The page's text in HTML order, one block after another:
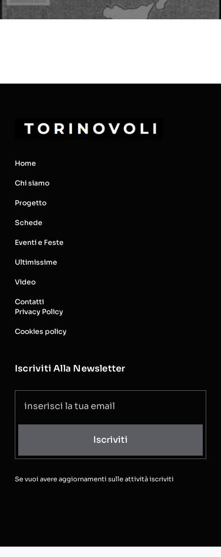
Home
Chi siamo
Progetto
Schede
Eventi e Feste
Ultimissime
Video
Contatti
Privacy Policy
Cookies policy
Iscriviti Alla Newsletter
Iscriviti
Se vuoi avere aggiornamenti sulle attività iscriviti